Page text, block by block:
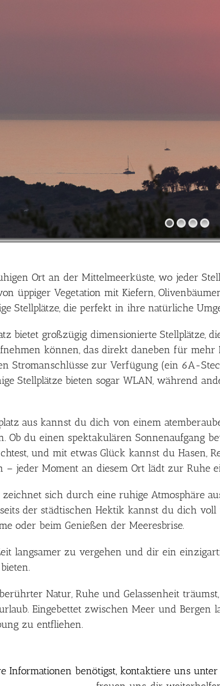
Ort an der Mittelmeerküste, wo jeder
üppiger Vegetation mit Kiefern,
Stellplätze, die perfekt in ihre natürliche
bietet großzügig dimensionierte Stellplätze,
können, das direkt daneben für
Stromanschlüsse zur Verfügung (ein 6A-
Stellplätze bieten sogar WLAN, während
aus kannst du dich von einem
Ob du einen spektakulären Sonnenaufgang
und mit etwas Glück kannst du Hasen,
– jeder Moment an diesem Ort lädt zur Ruhe
zeichnet sich durch eine ruhige Atmosphäre
der städtischen Hektik kannst du dich voll
oder beim Genießen der Meeresbrise.
langsamer zu vergehen und dir ein
Natur, Ruhe und Gelassenheit
Eingebettet zwischen Meer und
zu entfliehen.
Informationen benötigst, kontaktiere uns